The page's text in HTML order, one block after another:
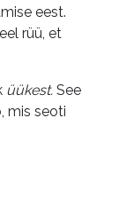
eest.
rüü, et
üükest. See
mis seoti